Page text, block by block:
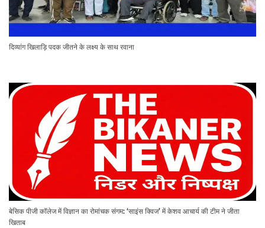
दिव्यांग खिलाड़ि पदक जीतने के लक्ष्य के साथ रवाना
बेसिक पीजी कॉलेज में विज्ञान का रोमांचक संगम: ‘साइंस क्विज’ में केशव आचार्य की टीम ने जीता
खिताब